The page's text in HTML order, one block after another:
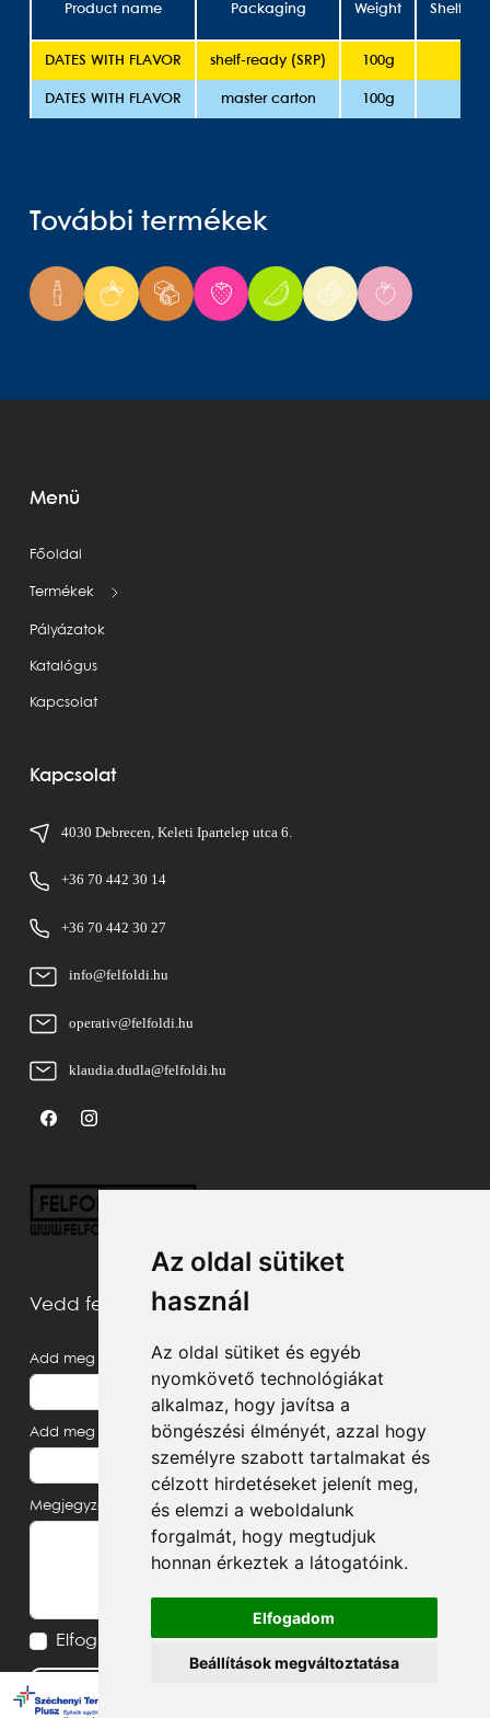
Az oldal sütiket
használ
Az oldal sütiket és egyéb
nyomkövető technológiákat
alkalmaz, hogy javítsa a
böngészési élményét, azzal hogy
személyre szabott tartalmakat és
célzott hirdetéseket jelenít meg,
és elemzi a weboldalunk
forgalmát, hogy megtudjuk
honnan érkeztek a látogatóink.
Elfogadom
Beállítások megváltoztatása
Product name Packaging Weight Shelflife
DATES WITH FLAVOR shelf-ready (SRP) 100g
DATES WITH FLAVOR master carton 100g
További termékek
Menü
Főoldal
Termékek
Pályázatok
Katalógus
Kapcsolat
Kapcsolat
4030 Debrecen, Keleti Ipartelep utca 6.
+36 70 442 30 14
+36 70 442 30 27
info@felfoldi.hu
operativ@felfoldi.hu
klaudia.dudla@felfoldi.hu
Vedd fel velünk a kapcsolatot
Add meg a neved
Add meg az e-mail címed
Megjegyzés, üzenet
Elfogadom azAdatvédelmi tájékoztatót
Küldés